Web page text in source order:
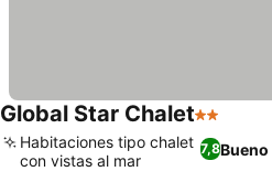
Global Star Chalet2 Estrellas
7,8Bueno
Habitaciones tipo chalet
con vistas al mar